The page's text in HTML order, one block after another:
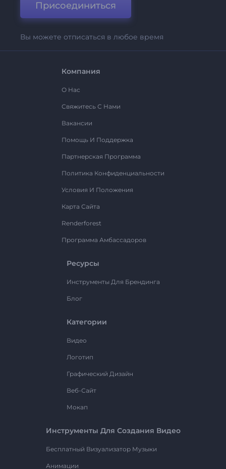
Присоединиться
Вы можете отписаться в любое время
Компания
О Нас
Свяжитесь С Нами
Вакансии
Помощь И Поддержка
Партнерская Программа
Политика Конфиденциальности
Условия И Положения
Карта Сайта
Renderforest
Программа Амбассадоров
Ресурсы
Инструменты Для Брендинга
Блог
Категории
Видео
Логотип
Графический Дизайн
Веб-Сайт
Мокап
Инструменты Для Создания Видео
Бесплатный Визуализатор Музыки
Анимации